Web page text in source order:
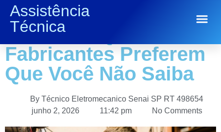
Assistência
Técnica
Seu Eletrodoméstico
Parou? O Que as
Fabricantes Preferem
Que Você Não Saiba
By Técnico Eletromecanico Senai SP RT 498654
junho 2, 2026
11:42 pm No Comments